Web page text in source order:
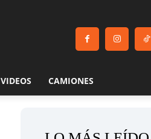
VIDEOS CAMIONES